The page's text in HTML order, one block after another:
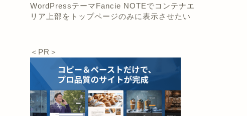
WordPressテーマFancie NOTEでコンテナエ
リア上部をトップページのみに表示させたい
＜PR＞